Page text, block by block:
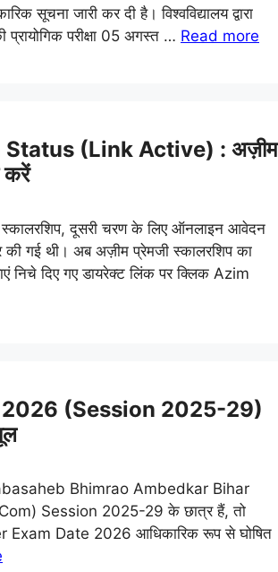
सूचना जारी कर दी है। विश्वविद्यालय द्वारा
परीक्षा 05 अगस्त … Read more
(Link Active) : अज़ीम
करें
दूसरी चरण के लिए ऑनलाइन आवेदन
गई थी। अब अज़ीम प्रेमजी स्कालरशिप का
निचे दिए गए डायरेक्ट लिंक पर क्लिक Azim
2026 (Session 2025-29)
Bhimrao Ambedkar Bihar
Session 2025-29 के छात्र हैं, तो
Date 2026 आधिकारिक रूप से घोषित